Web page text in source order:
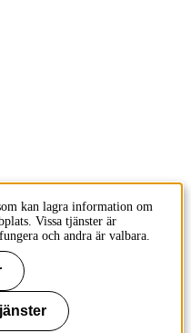
kan lagra information om
Vissa tjänster är
och andra är valbara.